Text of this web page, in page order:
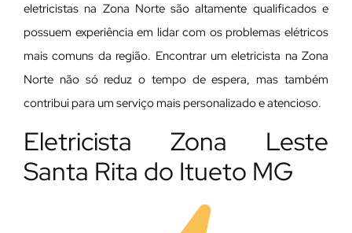
eletricistas na Zona Norte são altamente qualificados e
possuem experiência em lidar com os problemas elétricos
mais comuns da região. Encontrar um eletricista na Zona
Norte não só reduz o tempo de espera, mas também
contribui para um serviço mais personalizado e atencioso.
Eletricista Zona Leste
Santa Rita do Itueto MG